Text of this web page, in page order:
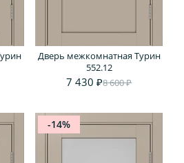
Дверь межкомнатная Турин
552.12
7 430 ₽8 600 ₽
-14%